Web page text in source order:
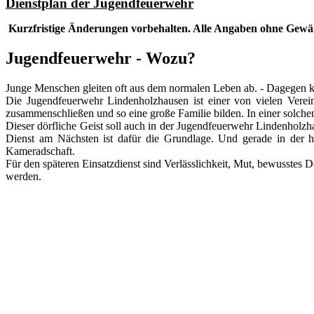
Kurzfristige Änderungen vorbehalten. Alle Angaben ohne
Jugendfeuerwehr - Wozu?
Junge Menschen gleiten oft aus dem normalen Leben ab. - Dagegen
Die Jugendfeuerwehr Lindenholzhausen ist einer von vielen
zusammenschließen und so eine große Familie bilden. In einer
Dieser dörfliche Geist soll auch in der Jugendfeuerwehr
Dienst am Nächsten ist dafür die Grundlage. Und gerade in der
Kameradschaft.
Für den späteren Einsatzdienst sind Verlässlichkeit, Mut,
werden.